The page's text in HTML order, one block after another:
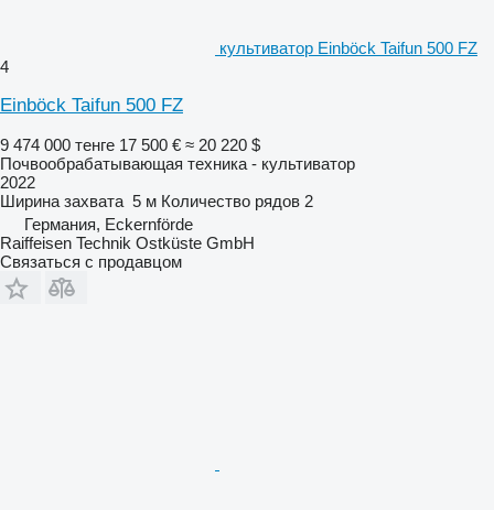
культиватор Einböck Taifun 500 FZ
4
Einböck Taifun 500 FZ
9 474 000 тенге 17 500 € ≈ 20 220 $
Почвообрабатывающая техника - культиватор
2022
Ширина захвата 5 м Количество рядов 2
Германия, Eckernförde
Raiffeisen Technik Ostküste GmbH
Связаться с продавцом